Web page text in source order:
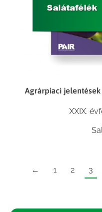
Agrárpiaci jelentések
XXIX.
← 1 2 3